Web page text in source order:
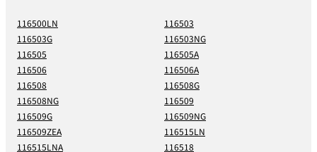
116500LN
116503
116503G
116503NG
116505
116505A
116506
116506A
116508
116508G
116508NG
116509
116509G
116509NG
116509ZEA
116515LN
116515LNA
116518